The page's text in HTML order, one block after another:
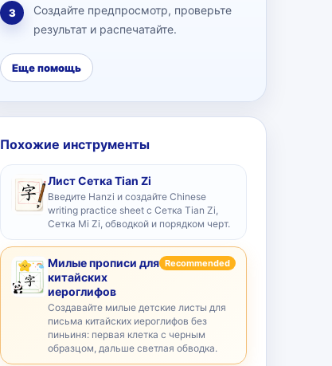
3
Создайте предпросмотр, проверьте
результат и распечатайте.
Еще помощь
Похожие инструменты
Лист Сетка Tian Zi
Введите Hanzi и создайте Chinese
writing practice sheet с Сетка Tian Zi,
Сетка Mi Zi, обводкой и порядком черт.
Милые прописи для
китайских
иероглифов
Recommended
Создавайте милые детские листы для
письма китайских иероглифов без
пиньиня: первая клетка с черным
образцом, дальше светлая обводка.